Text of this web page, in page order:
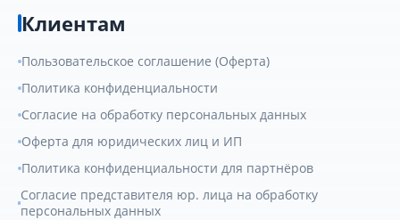
Клиентам
Пользовательское соглашение (Оферта)
Политика конфиденциальности
Согласие на обработку персональных данных
Оферта для юридических лиц и ИП
Политика конфиденциальности для партнёров
Согласие представителя юр. лица на обработку
персональных данных